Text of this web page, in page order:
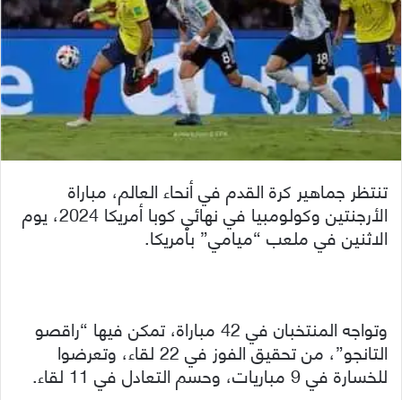
تنتظر جماهير كرة القدم في أنحاء العالم، مباراة
الأرجنتين وكولومبيا في نهائي كوبا أمريكا 2024، يوم
الاثنين في ملعب “ميامي” بأمريكا.
وتواجه المنتخبان في 42 مباراة، تمكن فيها “راقصو
التانجو”، من تحقيق الفوز في 22 لقاء، وتعرضوا
للخسارة في 9 مباريات، وحسم التعادل في 11 لقاء.